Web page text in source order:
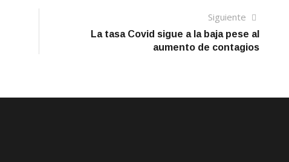
Siguiente
artículo
La tasa Covid sigue a la baja pese al
aumento de contagios